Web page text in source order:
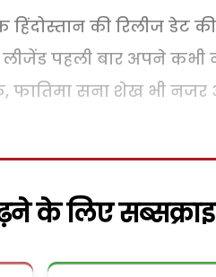
की रिलीज डेट की
लीजेंड पहली बार अपने
सना शेख भी
के लिए